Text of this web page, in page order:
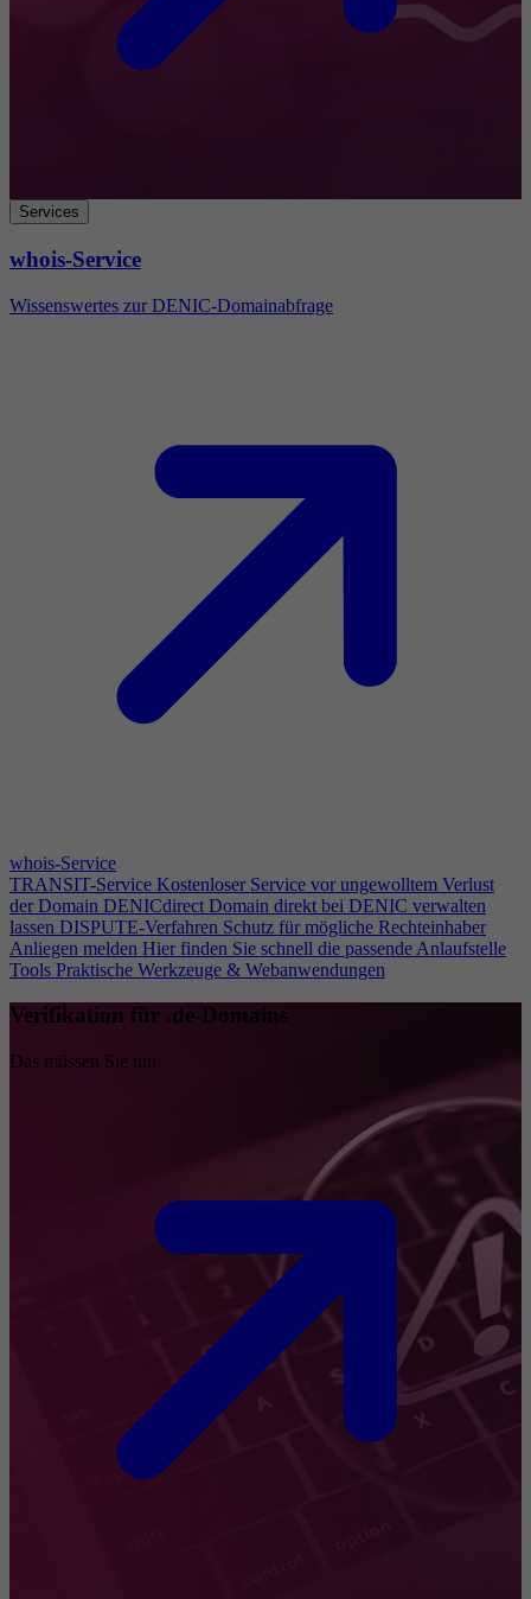
Services
whois-Service
Wissenswertes zur DENIC-Domainabfrage
whois-Service
TRANSIT-Service Kostenloser Service vor ungewolltem Verlust
der Domain DENICdirect Domain direkt bei DENIC verwalten
lassen DISPUTE-Verfahren Schutz für mögliche Rechteinhaber
Anliegen melden Hier finden Sie schnell die passende Anlaufstelle
Tools Praktische Werkzeuge & Webanwendungen
Verifikation für .de-Domains
Das müssen Sie tun